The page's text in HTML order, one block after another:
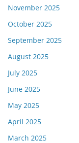
November 2025
October 2025
September 2025
August 2025
July 2025
June 2025
May 2025
April 2025
March 2025